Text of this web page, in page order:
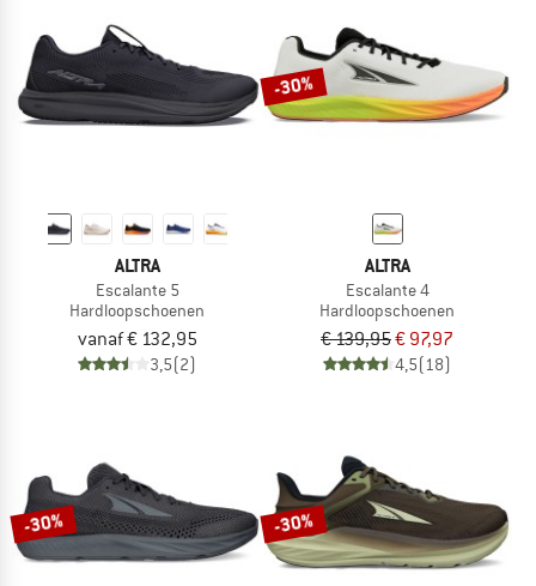
ALTRA
Escalante 5
Hardloopschoenen
vanaf € 132,95
3,5(2)
-30%
ALTRA
Escalante 4
Hardloopschoenen
€ 139,95€ 97,97
4,5(18)
-30% -30%